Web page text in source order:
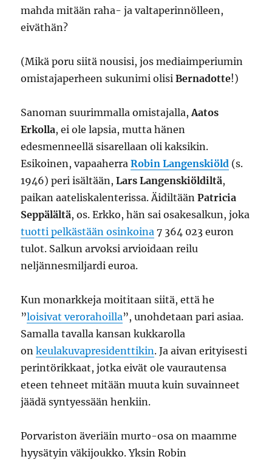
mahda mitään raha- ja valtaperinnölleen,
eiväthän?
(Mikä poru siitä nousisi, jos mediaimperiumin
omistajaperheen sukunimi olisiBernadotte!)
Sanoman suurimmalla omistajalla,Aatos
Erkolla, ei ole lapsia, mutta hänen
edesmenneellä sisarellaan oli kaksikin.
Esikoinen, vapaaherraRobin Langenskiöld (s.
1946) peri isältään,Lars Langenskiöldiltä,
paikan aateliskalenterissa. ÄidiltäänPatricia
Seppälältä, os. Erkko, hän sai osakesalkun, joka
tuotti pelkästään osinkoina 7 364 023 euron
tulot. Salkun arvoksi arvioidaan reilu
neljännesmiljardi euroa.
Kun monarkkeja moititaan siitä, että he
”loisivat verorahoilla”, unohdetaan pari asiaa.
Samalla tavalla kansan kukkarolla
onkeulakuvapresidenttikin. Ja aivan erityisesti
perintörikkaat, jotka eivät ole vaurautensa
eteen tehneet mitään muuta kuin suvainneet
jäädä syntyessään henkiin.
Porvariston äveriäin murto-osa on maamme
hyysätyin väkijoukko. Yksin Robin